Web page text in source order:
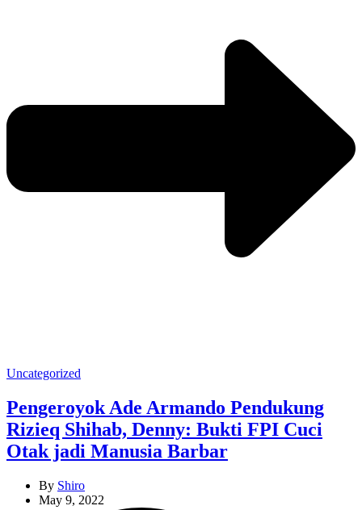
Categories
Uncategorized
Pengeroyok Ade Armando Pendukung
Rizieq Shihab, Denny: Bukti FPI Cuci
Otak jadi Manusia Barbar
By Shiro
May 9, 2022